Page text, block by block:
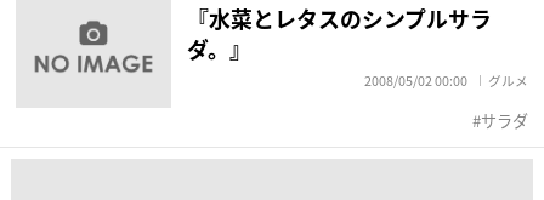
『水菜とレタスのシンプルサラ
ダ。』
2008/05/02 00:00 グルメ
サラダ